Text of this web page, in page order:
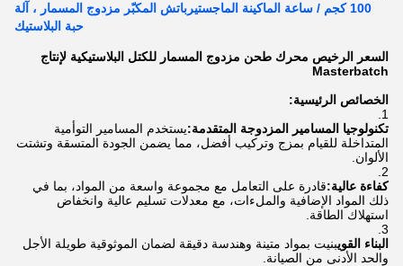
100 كجم / ساعة الماكينة الماجستيرباتش المكبّر مزدوج المسمار ، آلة
حبة البلاستيك
السعر الرخيص محرك طحن مزدوج المسمار للكتل البلاستيكية لإنتاج
Masterbatch
الخصائص الرئيسية:
تكنولوجيا المسامير المزدوجة المتقدمة:يستخدم المسامير التوأمية
المتداخلة للقيام بمزج وتركيب أفضل، مما يضمن الجودة المتسقة وتشتت
الألوان.
كفاءة عالية:قادرة على التعامل مع مجموعة واسعة من المواد، بما في
ذلك المواد الإضافية والملءات، مع معدلات تسليم عالية وانخفاض
استهلاك الطاقة.
البناء القويبنيت بمواد متينة وهندسة دقيقة لضمان الموثوقية طويلة الأجل
والحد الأدنى من الصيانة.